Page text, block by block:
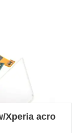
Xperia acro